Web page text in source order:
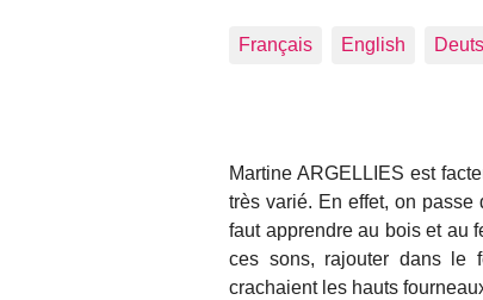
Français English
Martine ARGELLIES est
très varié. En effet, on passe
faut apprendre au bois et au
ces sons, rajouter dans le
crachaient les hauts